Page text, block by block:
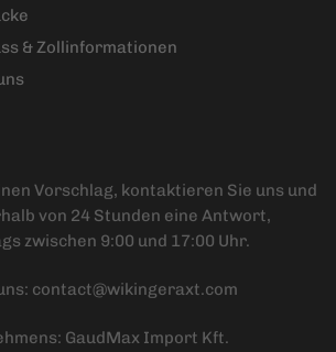
& Zollinformationen
Vorschlag, kontaktieren Sie uns und
von 24 Stunden eine Antwort,
zwischen 9:00 und 17:00 Uhr.
contact@wikingeraxt.com
GaudMax Import Kft.